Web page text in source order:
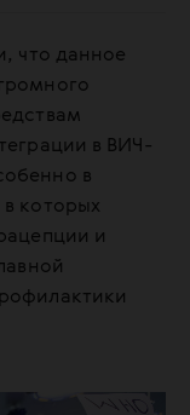
что данное
в ВИЧ-
в
которых
и